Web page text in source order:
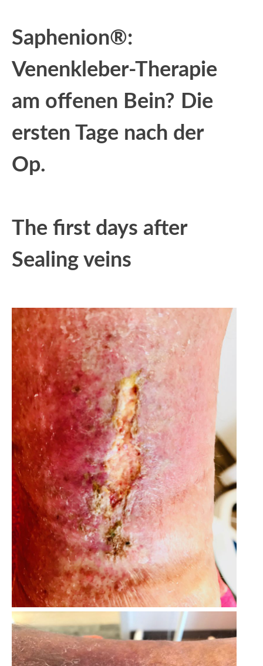
Saphenion®:
Venenkleber-Therapie
am offenen Bein? Die
ersten Tage nach der
Op.
The first days after
Sealing veins